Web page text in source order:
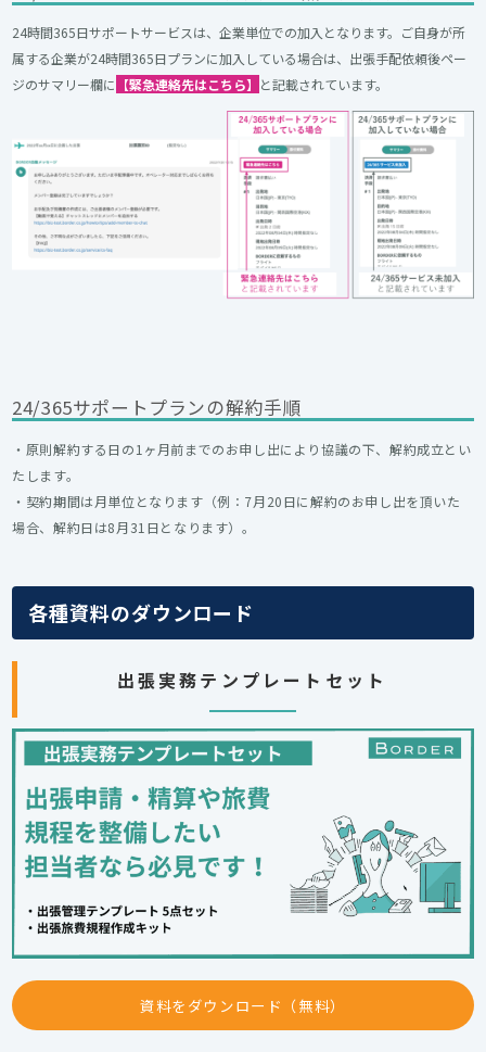
24時間365日サポートサービスは、企業単位での加入となります。ご自身が所
属する企業が24時間365日プランに加入している場合は、出張手配依頼後ペー
ジのサマリー欄に 【緊急連絡先はこちら】 と記載されています。
24/365サポートプランの解約手順
・原則解約する日の1ヶ月前までのお申し出により協議の下、解約成立とい
たします。
・契約期間は月単位となります（例：7月20日に解約のお申し出を頂いた
場合、解約日は8月31日となります）。
各種資料のダウンロード
出張実務テンプレートセット
資料をダウンロード（無料）